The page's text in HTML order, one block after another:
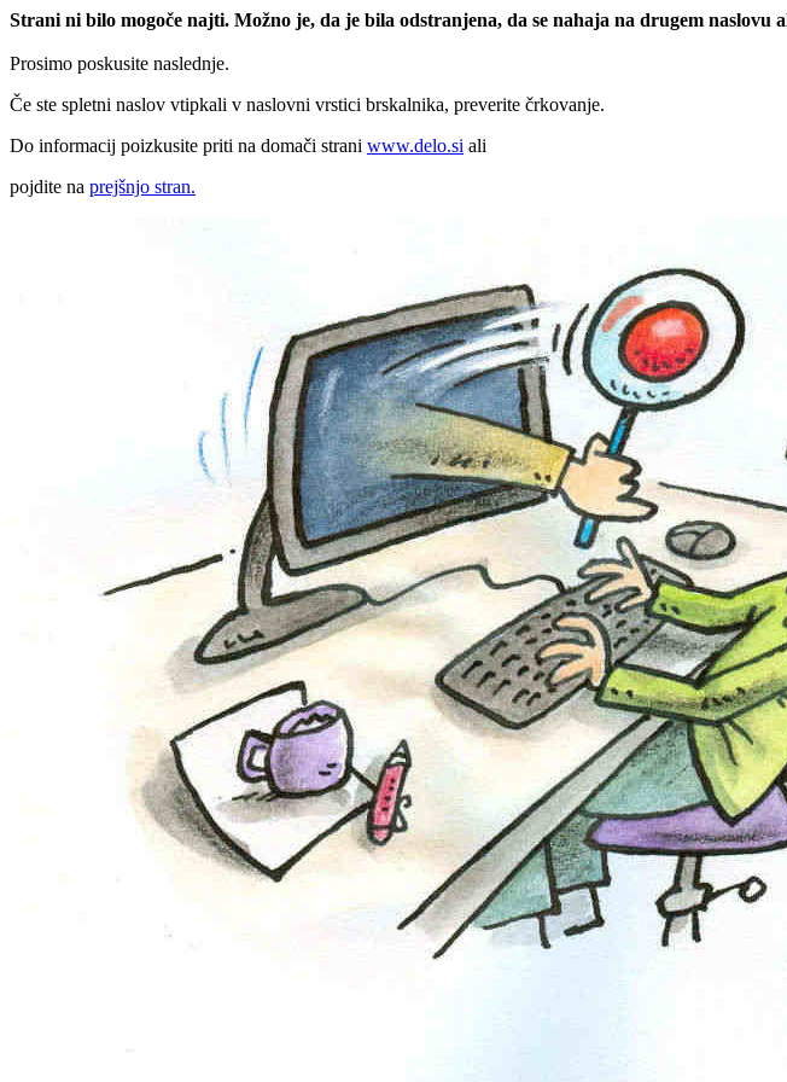
Strani ni bilo mogoče najti. Možno je, da je bila odstranjena, da se nahaja na drugem naslovu
Prosimo poskusite naslednje.
Če ste spletni naslov vtipkali v naslovni vrstici brskalnika, preverite črkovanje.
Do informacij poizkusite priti na domači strani www.delo.si ali
pojdite na prejšnjo stran.